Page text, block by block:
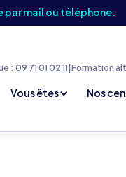
par mail ou téléphone.
: 09 71 01 02 11 Formation
Vous êtes Nos